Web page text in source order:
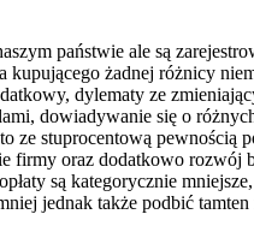
państwie ale są
żadnej różnicy
dylematy ze
dowiadywanie się o
ze stuprocentową
firmy oraz dodatkowo
są kategorycznie
jednak także podbić